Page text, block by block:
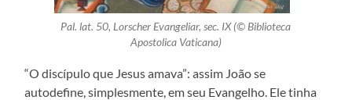
Pal. lat. 50, Lorscher Evangeliar, sec. IX (© Biblioteca
Apostolica Vaticana)
“O discípulo que Jesus amava”: assim João se
autodefine, simplesmente, em seu Evangelho. Ele tinha